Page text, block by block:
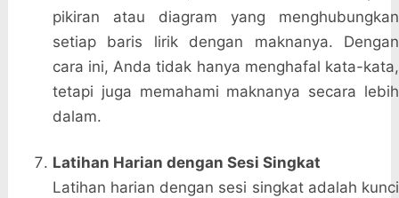
pikiran atau diagram yang menghubungkan
setiap baris lirik dengan maknanya. Dengan
cara ini, Anda tidak hanya menghafal kata-kata,
tetapi juga memahami maknanya secara lebih
dalam.
Latihan Harian dengan Sesi Singkat
Latihan harian dengan sesi singkat adalah kunci